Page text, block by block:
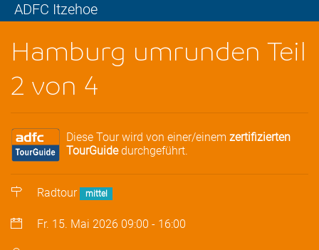
ADFC Itzehoe
Hamburg umrunden Teil
2 von 4
Diese Tour wird von einer/einem zertifizierten
TourGuidedurchgeführt.
Radtour mittel
Fr. 15. Mai 2026 09:00 - 16:00